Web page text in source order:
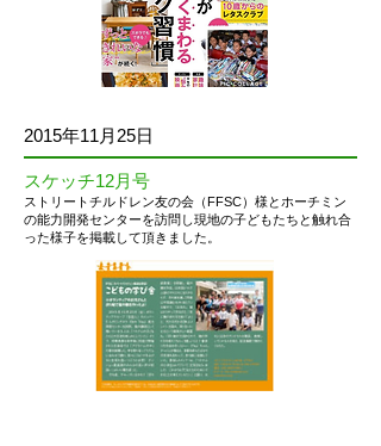
2015年11月25日
スケッチ12月号
ストリートチルドレン友の会（FFSC）様とホーチミン
の能力開発センターを訪問し現地の子どもたちと触れ合
った様子を掲載して頂きました。